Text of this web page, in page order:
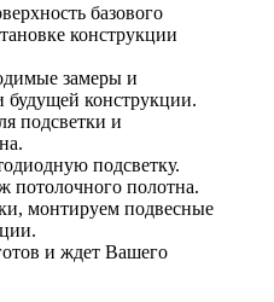
базового
конструкции
замеры и
будущей конструкции.
подсветки и
подсветку.
потолочного полотна.
монтируем подвесные
и ждет Вашего